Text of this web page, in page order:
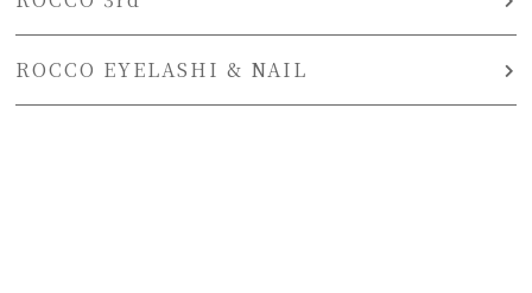
ROCCO EYELASHI & NAIL